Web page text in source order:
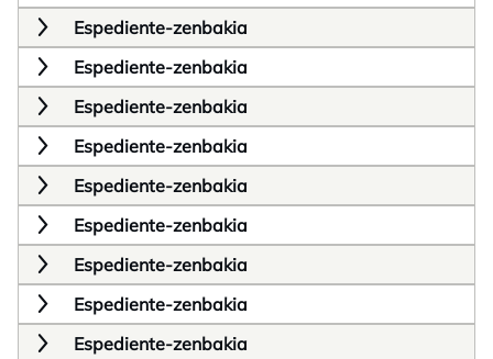
Espediente-zenbakia
Espediente-zenbakia
Espediente-zenbakia
Espediente-zenbakia
Espediente-zenbakia
Espediente-zenbakia
Espediente-zenbakia
Espediente-zenbakia
Espediente-zenbakia